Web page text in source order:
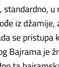
standardno,
iz džamije,
se pristupa
Bajrama je